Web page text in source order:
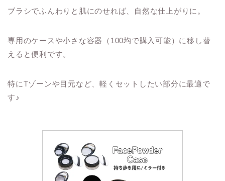
ブラシでふんわりと肌にのせれば、自然な仕上がりに。
専用のケースや小さな容器（100均で購入可能）に移し替
えると便利です。
特にTゾーンや目元など、軽くセットしたい部分に最適で
す♪